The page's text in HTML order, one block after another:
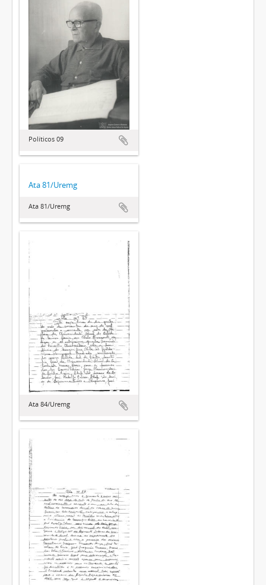
Políticos 09
Ata 81/Uremg
Ata 81/Uremg
Ata 84/Uremg